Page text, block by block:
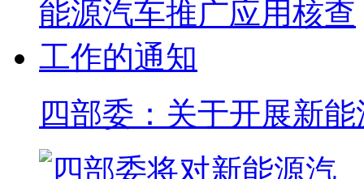
四部委：关于开展新能